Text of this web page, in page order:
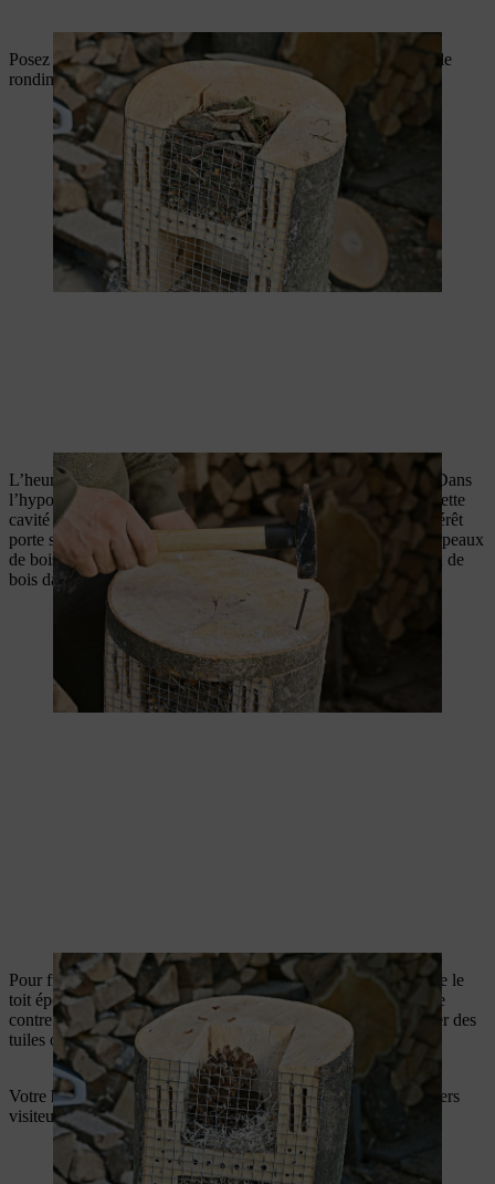
Posez le socle de façon à ce que l’écorce épouse parfaitement le
rondin et clouez-le au bloc principal.
L’heure est venue de garnir la partie supérieure de la maison. Dans
l’hypothèse où vous souhaitez attirer des abeilles, remplissez cette
cavité de roseaux et de paillis d’écorce. Par contre, si votre intérêt
porte sur les pince-oreilles et les coccinelles, optez pour des copeaux
de bois et des pommes de pin. Placez tout d’abord les copeaux de
bois dans la cavité, puis ajoutez les pommes de pin.
Pour finir, clouez le toit incliné sur l’habitat. Faites-en sorte que le
toit épouse parfaitement le rondin pour une protection optimale
contre la pluie. Pour protéger le bois, vous pouvez aussi ajouter des
tuiles ou du feutre de toiture.
Votre hôtel à insectes est maintenant prêt à accueillir ses premiers
visiteurs.